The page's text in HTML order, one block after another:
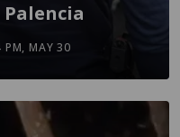
PM, MAY 30